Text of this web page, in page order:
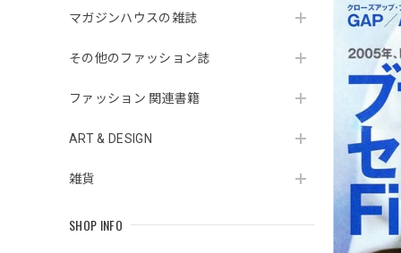
マガジンハウスの雑誌
その他のファッション誌
ファッション 関連書籍
ART & DESIGN
雑貨
SHOP INFO